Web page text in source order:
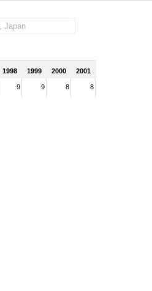
1998 1999 2000 2001
9 9 8 8